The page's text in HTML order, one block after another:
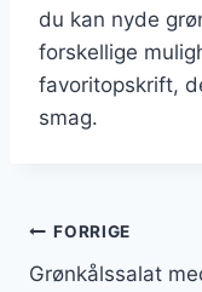
du kan nyde
forskellige
favoritopskrift,
smag.
FORRIGE
Grønkålssalat